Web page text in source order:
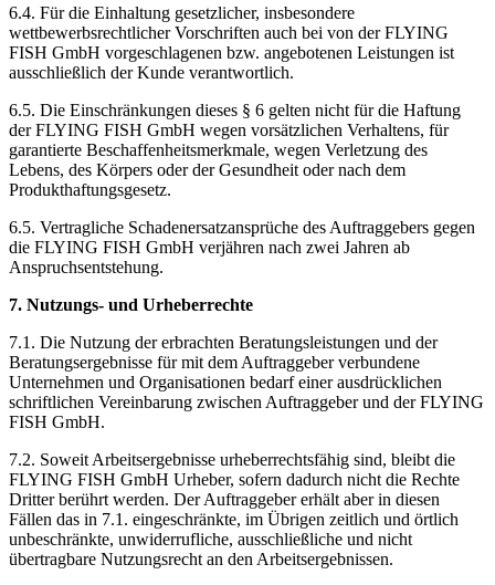
6.4. Für die Einhaltung gesetzlicher, insbesondere
wettbewerbsrechtlicher Vorschriften auch bei von der FLYING
FISH GmbH vorgeschlagenen bzw. angebotenen Leistungen ist
ausschließlich der Kunde verantwortlich.
6.5. Die Einschränkungen dieses § 6 gelten nicht für die Haftung
der FLYING FISH GmbH wegen vorsätzlichen Verhaltens, für
garantierte Beschaffenheitsmerkmale, wegen Verletzung des
Lebens, des Körpers oder der Gesundheit oder nach dem
Produkthaftungsgesetz.
6.5. Vertragliche Schadenersatzansprüche des Auftraggebers gegen
die FLYING FISH GmbH verjähren nach zwei Jahren ab
Anspruchsentstehung.
7. Nutzungs- und Urheberrechte
7.1. Die Nutzung der erbrachten Beratungsleistungen und der
Beratungsergebnisse für mit dem Auftraggeber verbundene
Unternehmen und Organisationen bedarf einer ausdrücklichen
schriftlichen Vereinbarung zwischen Auftraggeber und der FLYING
FISH GmbH.
7.2. Soweit Arbeitsergebnisse urheberrechtsfähig sind, bleibt die
FLYING FISH GmbH Urheber, sofern dadurch nicht die Rechte
Dritter berührt werden. Der Auftraggeber erhält aber in diesen
Fällen das in 7.1. eingeschränkte, im Übrigen zeitlich und örtlich
unbeschränkte, unwiderrufliche, ausschließliche und nicht
übertragbare Nutzungsrecht an den Arbeitsergebnissen.